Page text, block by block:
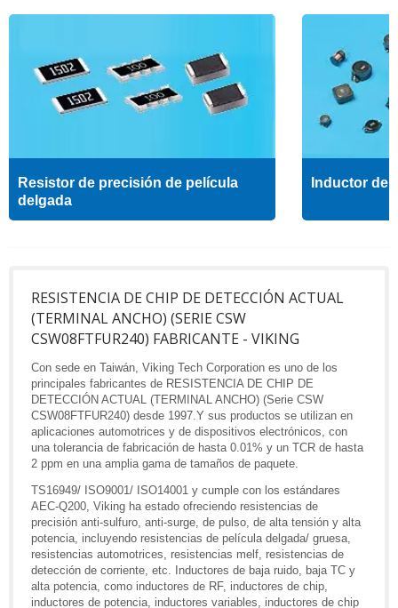
Resistor de precisión de película
delgada
Inductor de
RESISTENCIA DE CHIP DE DETECCIÓN ACTUAL
(TERMINAL ANCHO) (SERIE CSW
CSW08FTFUR240) FABRICANTE - VIKING
Con sede en Taiwán, Viking Tech Corporation es uno de los
principales fabricantes de RESISTENCIA DE CHIP DE
DETECCIÓN ACTUAL (TERMINAL ANCHO) (Serie CSW
CSW08FTFUR240) desde 1997.Y sus productos se utilizan en
aplicaciones automotrices y de dispositivos electrónicos, con
una tolerancia de fabricación de hasta 0.01% y un TCR de hasta
2 ppm en una amplia gama de tamaños de paquete.
TS16949/ ISO9001/ ISO14001 y cumple con los estándares
AEC-Q200, Viking ha estado ofreciendo resistencias de
precisión anti-sulfuro, anti-surge, de pulso, de alta tensión y alta
potencia, incluyendo resistencias de película delgada/ gruesa,
resistencias automotrices, resistencias melf, resistencias de
detección de corriente, etc. Inductores de baja ruido, baja TC y
alta potencia, como inductores de RF, inductores de chip,
inductores de potencia, inductores variables, inductores de chip